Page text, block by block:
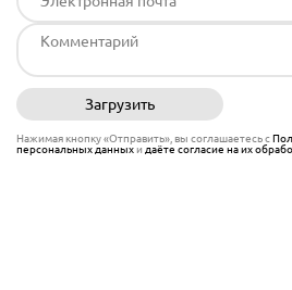
Загрузить
Нажимая кнопку «Отправить», вы соглашаетесь с
персональных данныхи даёте согласие на их